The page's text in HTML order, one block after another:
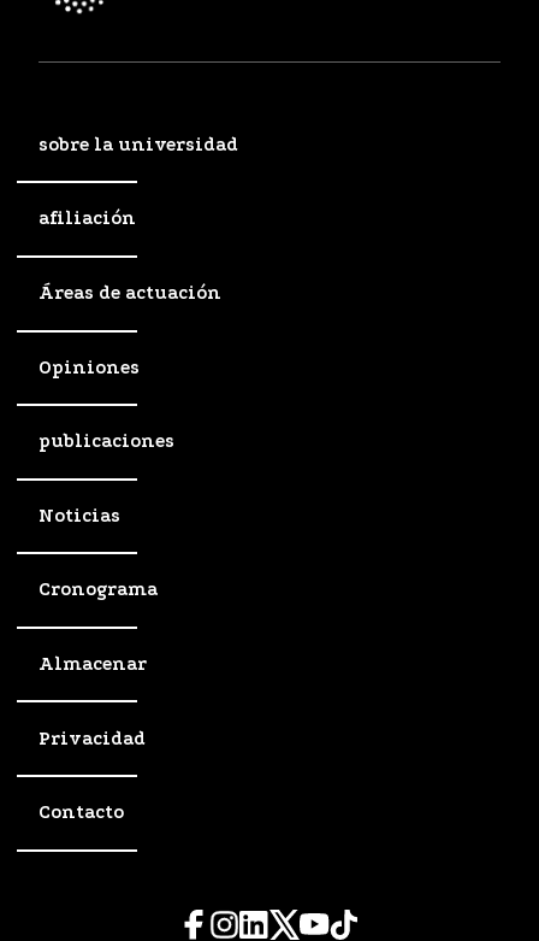
sobre la universidad
afiliación
Áreas de actuación
Opiniones
publicaciones
Noticias
Cronograma
Almacenar
Privacidad
Contacto